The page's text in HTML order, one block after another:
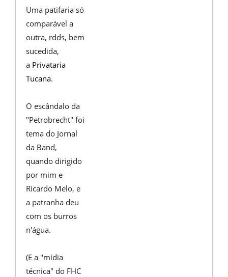
Uma patifaria só
comparável a
outra, rdds, bem
sucedida,
a Privataria
Tucana.
O escândalo da
"Petrobrecht" foi
tema do Jornal
da Band,
quando dirigido
por mim e
Ricardo Melo, e
a patranha deu
com os burros
n'água.
(E a "mídia
técnica" do FHC